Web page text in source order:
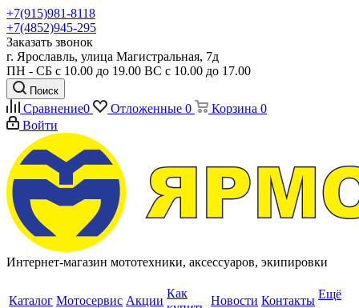
+7(915)981-8118
+7(4852)945-295
Заказать звонок
г. Ярославль, улица Магистральная, 7д
ПН - СБ с 10.00 до 19.00 ВС с 10.00 до 17.00
Поиск
Сравнение0 Отложенные 0 Корзина 0
Войти
Интернет-магазин мототехники, аксессуаров, экипировки
Каталог Мотосервис Акции
Как
Новости Контакты Ещё